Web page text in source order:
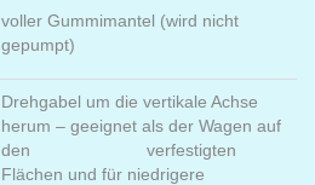
voller Gummimantel (wird nicht
gepumpt)
Drehgabel um die vertikale Achse
herum – geeignet als der Wagen auf
den verfestigten
Flächen und für niedrigere